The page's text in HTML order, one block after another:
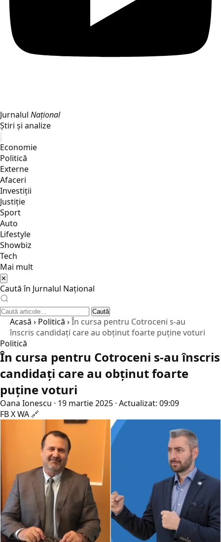
Jurnalul Național
Știri și analize
Economie
Politică
Externe
Afaceri
Investiții
Justiţie
Sport
Auto
Lifestyle
Showbiz
Tech
Mai mult
✕
Caută în Jurnalul Național
Caută
Acasă › Politică ›În cursa pentru Cotroceni s-au
înscris candidaţi care au obţinut foarte puţine voturi
Politică
În cursa pentru Cotroceni s-au înscris
candidaţi care au obţinut foarte
puţine voturi
Oana Ionescu · 19 martie 2025 · Actualizat: 09:09
FBXWA 🔗